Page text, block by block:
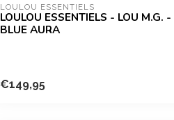
LOULOU ESSENTIELS
LOULOU ESSENTIELS - LOU M.G. -
BLUE AURA
€149,95